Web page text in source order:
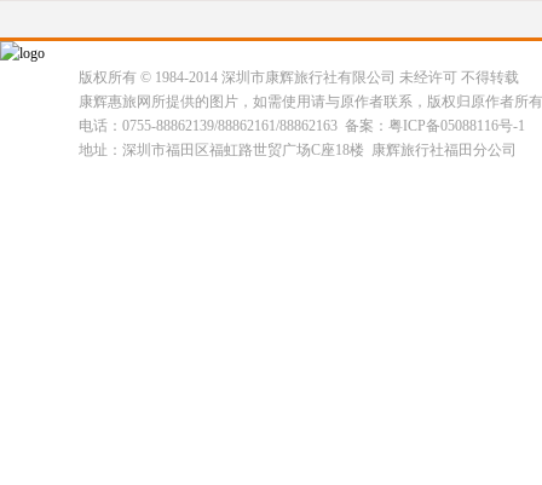
版权所有 © 1984-2014 深圳市康辉旅行社有限公司 未经许可 不得转载
康辉惠旅网所提供的图片，如需使用请与原作者联系，版权归原作者所
电话：0755-88862139/88862161/88862163 备案：粤ICP备05088116号-1
地址：深圳市福田区福虹路世贸广场C座18楼 康辉旅行社福田分公司